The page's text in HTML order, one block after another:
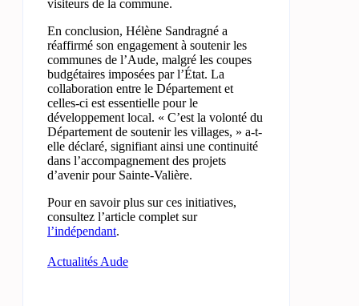
visiteurs de la commune.
En conclusion, Hélène Sandragné a
réaffirmé son engagement à soutenir les
communes de l’Aude, malgré les coupes
budgétaires imposées par l’État. La
collaboration entre le Département et
celles-ci est essentielle pour le
développement local. « C’est la volonté du
Département de soutenir les villages, » a-t-
elle déclaré, signifiant ainsi une continuité
dans l’accompagnement des projets
d’avenir pour Sainte-Valière.
Pour en savoir plus sur ces initiatives,
consultez l’article complet sur
l’indépendant.
Actualités Aude